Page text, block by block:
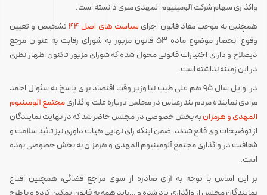
واگذاری سهام شرکت آلومینیوم المهدی مبری دانسته است.
همچنین به موجب مفاد قانون اجرایسیاست های اصل ۴۴
تشخیص و تعیین
وقوع انحصار موضوع ماده ۵۳ قانون مزبور به شورای رقابت به عنوان مرجع
ذیصلاح و دارای اختیارات قانونی محول شده که شورای مزبور تاکنون اظهار نظری
در این زمینه نداشته است.
در اوایل سال ۹۵ هم علی طیب نیا وزیر وقت اقتصاد برای پاسخ به سئوال احمد
مرادی نماینده مردم بندرعباس در مجلس درباره علت واگذاریمجتمع آلومینیوم
المهدی و هرمزانبه بخش خصوصی در مجلس حاضر شد که در نهایت نمایندگان
از توضیحات وی قانع شدند. ضمن اینکه رای نهایی هیات داوری نیز تائید سلامت و
شفافیت در واگذاری مجتمع آلومینیوم المهدی و هرمزان به بخش خصوصی بوده
است.
بر این اساس با توجه به آرای صادره از سوی مراجع قضائی، همچنین اقناع